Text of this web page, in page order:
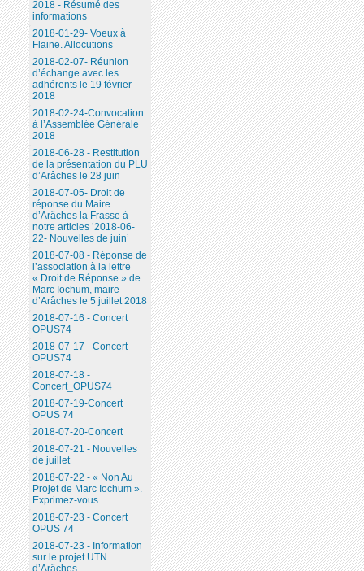
2018 - Résumé des
informations
2018-01-29- Voeux à
Flaine. Allocutions
2018-02-07- Réunion
d’échange avec les
adhérents le 19 février
2018
2018-02-24-Convocation
à l’Assemblée Générale
2018
2018-06-28 - Restitution
de la présentation du PLU
d’Arâches le 28 juin
2018-07-05- Droit de
réponse du Maire
d’Arâches la Frasse à
notre articles ’2018-06-
22- Nouvelles de juin’
2018-07-08 - Réponse de
l’association à la lettre
« Droit de Réponse » de
Marc Iochum, maire
d’Arâches le 5 juillet 2018
2018-07-16 - Concert
OPUS74
2018-07-17 - Concert
OPUS74
2018-07-18 -
Concert_OPUS74
2018-07-19-Concert
OPUS 74
2018-07-20-Concert
2018-07-21 - Nouvelles
de juillet
2018-07-22 - « Non Au
Projet de Marc Iochum ».
Exprimez-vous.
2018-07-23 - Concert
OPUS 74
2018-07-23 - Information
sur le projet UTN